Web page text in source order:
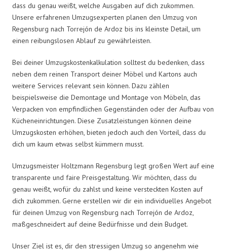
dass du genau weißt, welche Ausgaben auf dich zukommen.
Unsere erfahrenen Umzugsexperten planen den Umzug von
Regensburg nach Torrejón de Ardoz bis ins kleinste Detail, um
einen reibungslosen Ablauf zu gewährleisten.
Bei deiner Umzugskostenkalkulation solltest du bedenken, dass
neben dem reinen Transport deiner Möbel und Kartons auch
weitere Services relevant sein können. Dazu zählen
beispielsweise die Demontage und Montage von Möbeln, das
Verpacken von empfindlichen Gegenständen oder der Aufbau von
Kücheneinrichtungen. Diese Zusatzleistungen können deine
Umzugskosten erhöhen, bieten jedoch auch den Vorteil, dass du
dich um kaum etwas selbst kümmern musst.
Umzugsmeister Holtzmann Regensburg legt großen Wert auf eine
transparente und faire Preisgestaltung. Wir möchten, dass du
genau weißt, wofür du zahlst und keine versteckten Kosten auf
dich zukommen. Gerne erstellen wir dir ein individuelles Angebot
für deinen Umzug von Regensburg nach Torrejón de Ardoz,
maßgeschneidert auf deine Bedürfnisse und dein Budget.
Unser Ziel ist es, dir den stressigen Umzug so angenehm wie